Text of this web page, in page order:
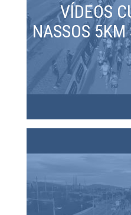
VÍDEOS
NASSOS 5KM